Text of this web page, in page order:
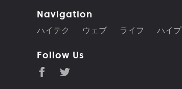
Navigation
ハイテク ウェブ ライフ ハイプ
Follow Us